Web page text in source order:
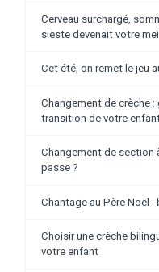
Cerveau surchargé,
sieste devenait votre
Cet été, on remet le jeu
Changement de crèche
transition de votre
Changement de section
passe ?
Chantage au Père Noël :
Choisir une crèche
votre enfant